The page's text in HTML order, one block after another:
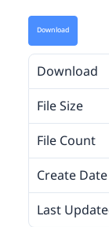
Download
Download
File Size
File Count
Create Date
Last